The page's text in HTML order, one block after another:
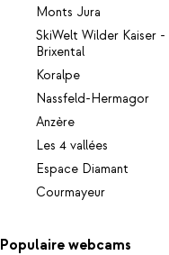
Monts Jura
SkiWelt Wilder Kaiser -
Brixental
Koralpe
Nassfeld-Hermagor
Anzère
Les 4 vallées
Espace Diamant
Courmayeur
Populaire webcams